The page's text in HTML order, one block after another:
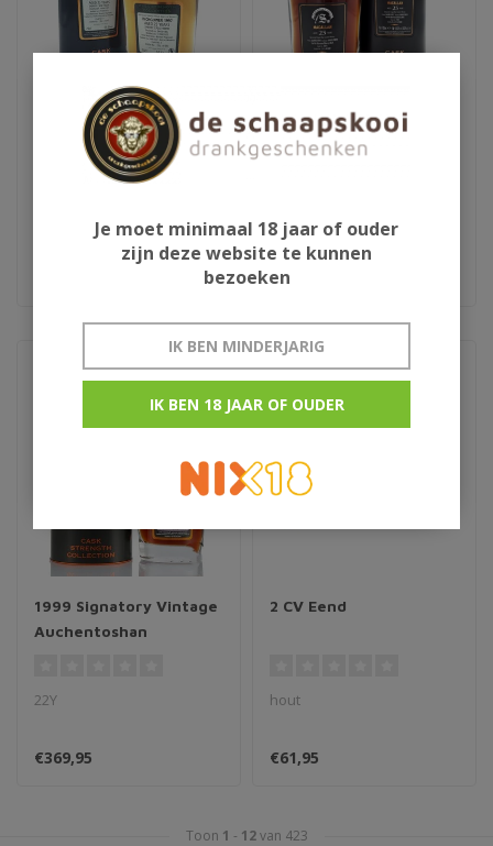
1997 Signatory
Inchgower
1997 Signatory Macallan
25Y
Symington's choice
€2.195,00
1999 Signatory Vintage
Auchentoshan
22Y
€369,95
2 CV Eend
hout
€61,95
Toon 1 - 12van 423
Je moet minimaal 18 jaar of ouder
zijn deze website te kunnen
bezoeken
IK BEN MINDERJARIG
IK BEN 18 JAAR OF OUDER